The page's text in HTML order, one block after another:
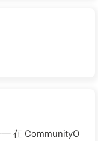
在 CommunityO